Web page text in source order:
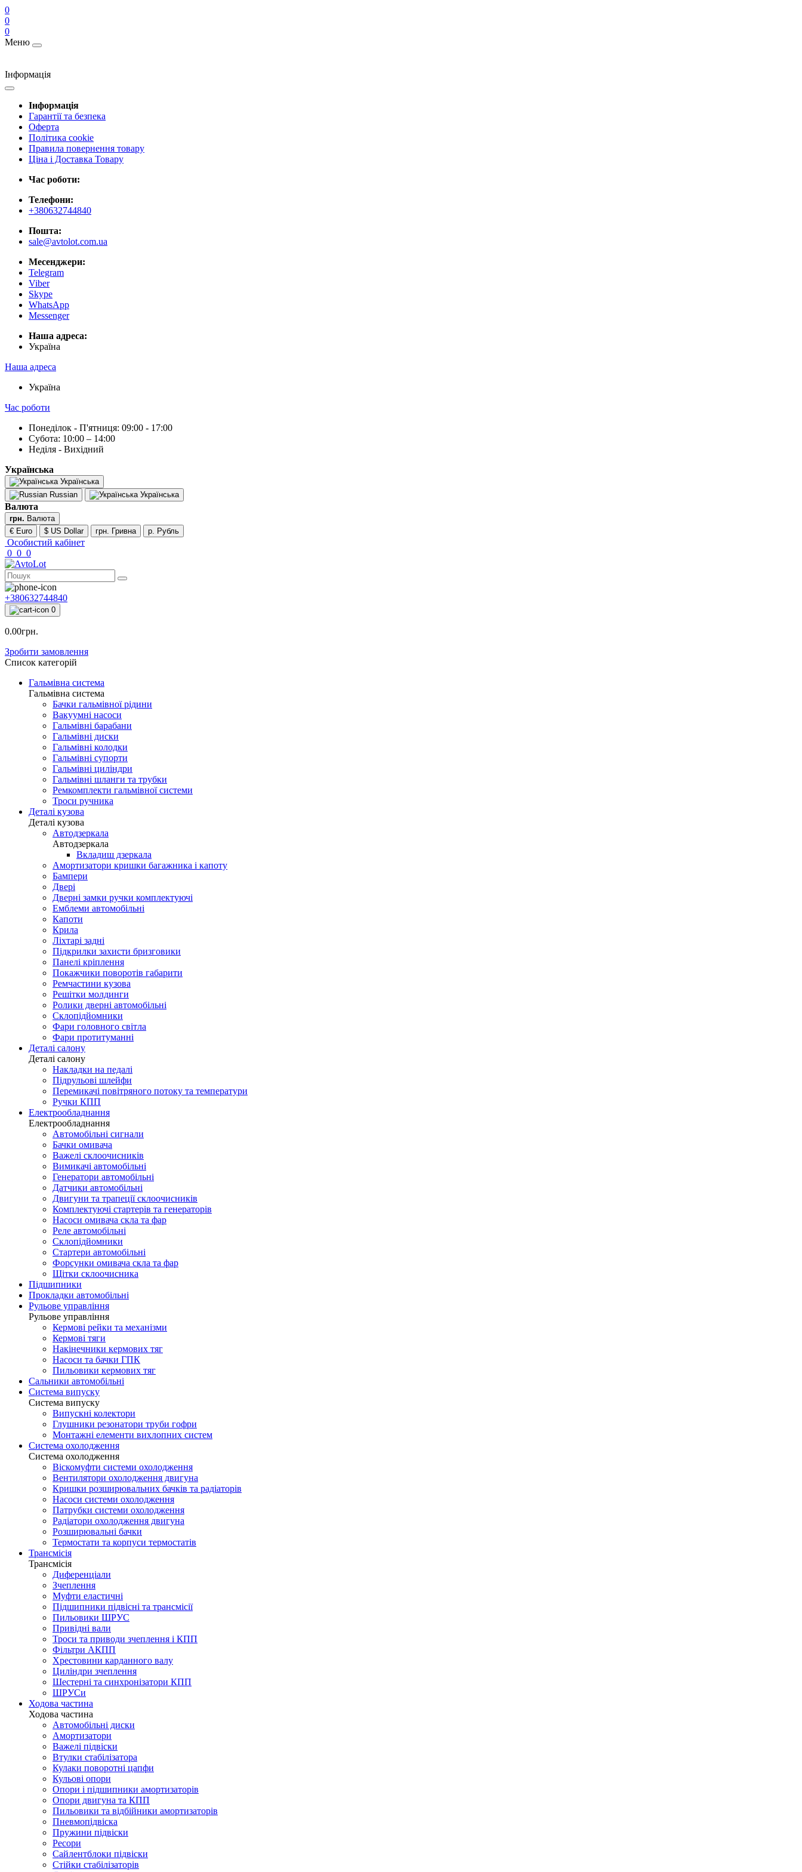
0
0
0
Меню
Інформація
Інформація
Гарантії та безпека
Оферта
Політика cookie
Правила повернення товару
Ціна і Доставка Товару
Час роботи:
Телефони:
+380632744840
Пошта:
sale@avtolot.com.ua
Месенджери:
Telegram
Viber
Skype
WhatsApp
Messenger
Наша адреса:
Українa
Наша адреса
Українa
Час роботи
Понеділок - П'ятниця: 09:00 - 17:00
Субота: 10:00 – 14:00
Неділя - Вихідний
Українська
Українська
Russian
Українська
Валюта
грн. Валюта
€ Euro
$ US Dollar грн. Гривна р. Рубль
Особистий кабінет
0 0 0
+380632744840
0
0.00грн.
Зробити замовлення
Список категорій
Гальмівна система
Гальмівна система
Бачки гальмівної рідини
Вакуумні насоси
Гальмівні барабани
Гальмівні диски
Гальмівні колодки
Гальмівні супорти
Гальмівні циліндри
Гальмівні шланги та трубки
Ремкомплекти гальмівної системи
Троси ручника
Деталі кузова
Деталі кузова
Автодзеркала
Автодзеркала
Вкладиш дзеркала
Амортизатори кришки багажника і капоту
Бампери
Двері
Дверні замки ручки комплектуючі
Емблеми автомобільні
Капоти
Крила
Ліхтарі задні
Підкрилки захисти бризговики
Панелі кріплення
Покажчики поворотів габарити
Ремчастини кузова
Решітки молдинги
Ролики дверні автомобільні
Склопідйомники
Фари головного світла
Фари протитуманні
Деталі салону
Деталі салону
Накладки на педалі
Підрульові шлейфи
Перемикачі повітряного потоку та температури
Ручки КПП
Електрообладнання
Електрообладнання
Автомобільні сигнали
Бачки омивача
Важелі склоочисників
Вимикачі автомобільні
Генератори автомобільні
Датчики автомобільні
Двигуни та трапеції склоочисників
Комплектуючі стартерів та генераторів
Насоси омивача скла та фар
Реле автомобільні
Склопідйомники
Стартери автомобільні
Форсунки омивача скла та фар
Щітки склоочисника
Підшипники
Прокладки автомобільні
Рульове управління
Рульове управління
Кермові рейки та механізми
Кермові тяги
Накінечники кермових тяг
Насоси та бачки ГПК
Пильовики кермових тяг
Сальники автомобільні
Система випуску
Система випуску
Випускні колектори
Глушники резонатори труби гофри
Монтажні елементи вихлопних систем
Система охолодження
Система охолодження
Віскомуфти системи охолодження
Вентилятори охолодження двигуна
Кришки розширювальних бачків та радіаторів
Насоси системи охолодження
Патрубки системи охолодження
Радіатори охолодження двигуна
Розширювальні бачки
Термостати та корпуси термостатів
Трансмісія
Трансмісія
Диференціали
Зчеплення
Муфти еластичні
Підшипники підвісні та трансмісії
Пильовики ШРУС
Привідні вали
Троси та приводи зчеплення і КПП
Фільтри АКПП
Хрестовини карданного валу
Циліндри зчеплення
Шестерні та синхронізатори КПП
ШРУСи
Ходова частина
Ходова частина
Автомобільні диски
Амортизатори
Важелі підвіски
Втулки стабілізатора
Кулаки поворотні цапфи
Кульові опори
Опори і підшипники амортизаторів
Опори двигуна та КПП
Пильовики та відбійники амортизаторів
Пневмопідвіска
Пружини підвіски
Ресори
Сайлентблоки підвіски
Стійки стабілізаторів